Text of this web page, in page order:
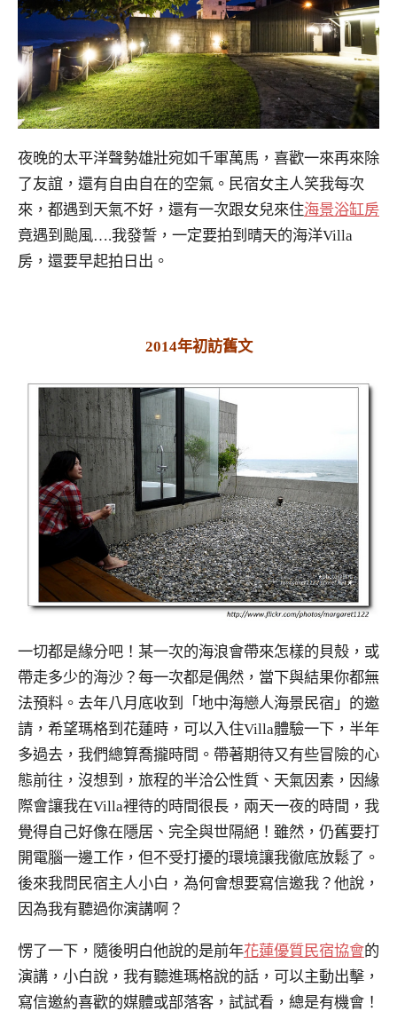
夜晚的太平洋聲勢雄壯宛如千軍萬馬，喜歡一來再來除
了友誼，還有自由自在的空氣。民宿女主人笑我每次
來，都遇到天氣不好，還有一次跟女兒來住海景浴缸房
竟遇到颱風….我發誓，一定要拍到晴天的海洋Villa
房，還要早起拍日出。
2014年初訪舊文
一切都是緣分吧！某一次的海浪會帶來怎樣的貝殼，或
帶走多少的海沙？每一次都是偶然，當下與結果你都無
法預料。去年八月底收到「地中海戀人海景民宿」的邀
請，希望瑪格到花蓮時，可以入住Villa體驗一下，半年
多過去，我們總算喬攏時間。帶著期待又有些冒險的心
態前往，沒想到，旅程的半洽公性質、天氣因素，因緣
際會讓我在Villa裡待的時間很長，兩天一夜的時間，我
覺得自己好像在隱居、完全與世隔絕！雖然，仍舊要打
開電腦一邊工作，但不受打擾的環境讓我徹底放鬆了。
後來我問民宿主人小白，為何會想要寫信邀我？他說，
因為我有聽過你演講啊？
愣了一下，隨後明白他說的是前年花蓮優質民宿協會的
演講，小白說，我有聽進瑪格說的話，可以主動出擊，
寫信邀約喜歡的媒體或部落客，試試看，總是有機會！